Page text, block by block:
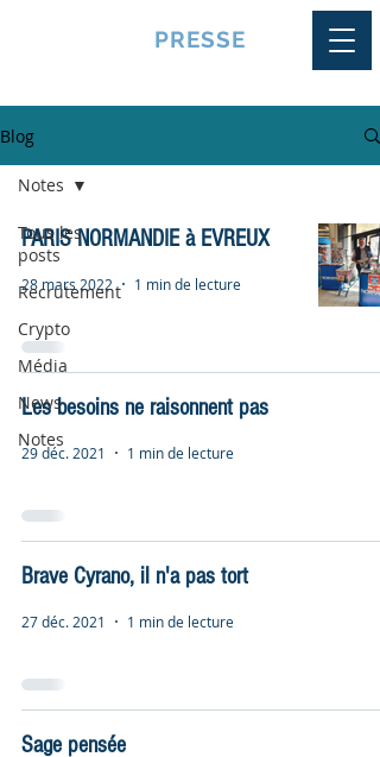
PRESSE
Blog
Tous les
posts
Recrutement
Crypto
Média
News
Notes
Notes
PARIS NORMANDIE à EVREUX
28 mars 2022 1 min de lecture
Les besoins ne raisonnent pas
29 déc. 2021 1 min de lecture
Brave Cyrano, il n'a pas tort
27 déc. 2021 1 min de lecture
Sage pensée